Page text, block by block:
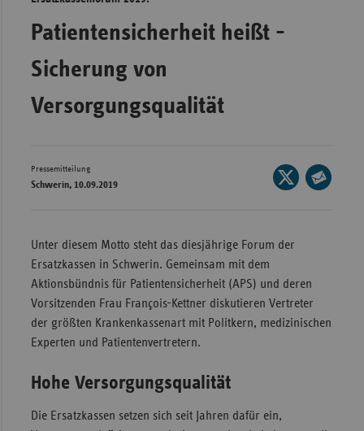
Patientensicherheit heißt -
Sicherung von
Versorgungsqualität
Pressemitteilung
Schwerin, 10.09.2019
Seite
auf
Unter diesem Motto steht das diesjährige Forum der
Ersatzkassen in Schwerin. Gemeinsam mit dem
Aktionsbündnis für Patientensicherheit (APS) und deren
Vorsitzenden Frau François-Kettner diskutieren Vertreter
der größten Krankenkassenart mit Politkern, medizinischen
Experten und Patientenvertretern.
Hohe Versorgungsqualität
Die Ersatzkassen setzen sich seit Jahren dafür ein,